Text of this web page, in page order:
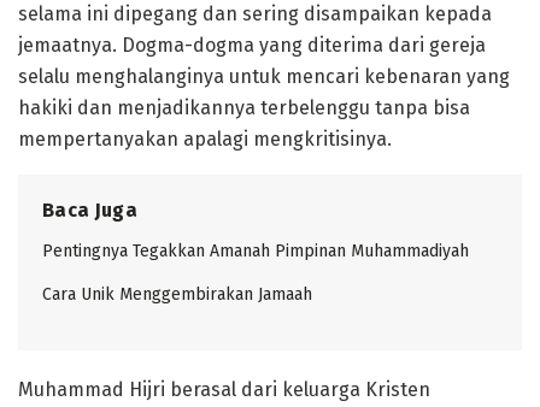
selama ini dipegang dan sering disampaikan kepada
jemaatnya. Dogma-dogma yang diterima dari gereja
selalu menghalanginya untuk mencari kebenaran yang
hakiki dan menjadikannya terbelenggu tanpa bisa
mempertanyakan apalagi mengkritisinya.
Baca Juga
Pentingnya Tegakkan Amanah Pimpinan Muhammadiyah
Cara Unik Menggembirakan Jamaah
Muhammad Hijri berasal dari keluarga Kristen